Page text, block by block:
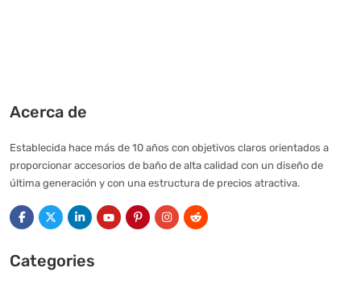
Acerca de
Establecida hace más de 10 años con objetivos claros orientados a
proporcionar accesorios de baño de alta calidad con un diseño de
última generación y con una estructura de precios atractiva.
Categories